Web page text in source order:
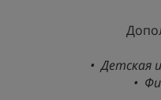
•⁠ ⁠Детская
•⁠